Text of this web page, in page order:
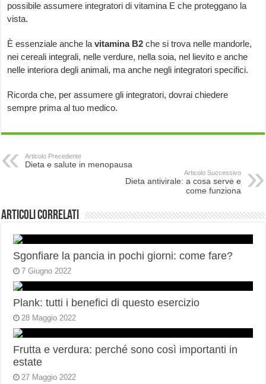
possibile assumere integratori di vitamina E che proteggano la
vista.
È essenziale anche lavitamina B2 che si trova nelle mandorle,
nei cereali integrali, nelle verdure, nella soia, nel lievito e anche
nelle interiora degli animali, ma anche negli integratori specifici.
Ricorda che, per assumere gli integratori, dovrai chiedere
sempre prima al tuo medico.
Articolo Precedente
Dieta e salute in menopausa
Articolo Successivo
Dieta antivirale: a cosa serve e
come funziona
Articoli correlati
Sgonfiare la pancia in pochi giorni: come fare?
7 Giugno 2022
Plank: tutti i benefici di questo esercizio
28 Maggio 2022
Frutta e verdura: perché sono così importanti in
estate
27 Maggio 2022